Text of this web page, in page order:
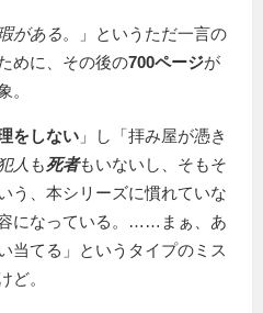
がある。」というただ一言の
めに、その後の700ページが
。
をしない 」し「拝み屋が憑き
人 も死者もいないし、そもそ
う、本シリーズに慣れていな
になっている。……まぁ、あ
当てる」というタイプのミス
ど。